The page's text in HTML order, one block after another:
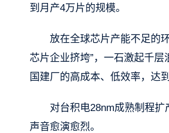
到月产4万片的规模。
放在全球芯片产能不足的
芯片企业挤垮”，一石激起千
国建厂的高成本、低效率，达
对台积电28nm成熟制程
声音愈演愈烈。